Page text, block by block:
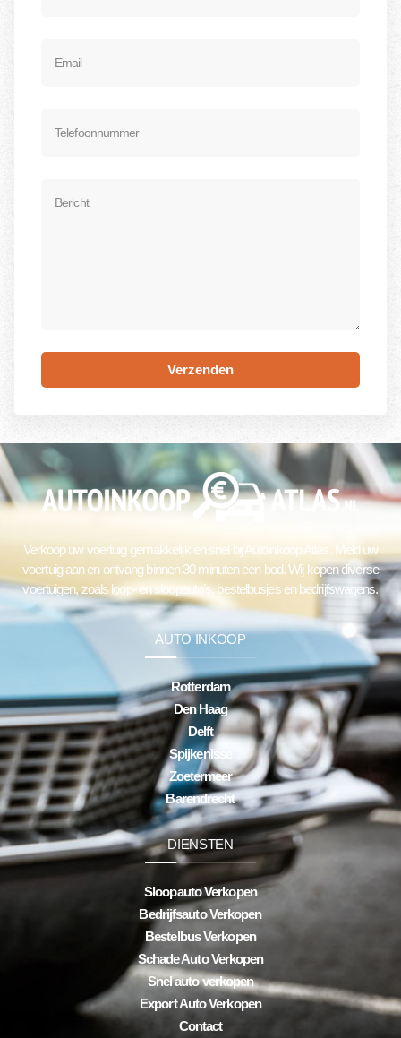
Verzenden
Verkoop uw voertuig gemakkelijk en snel bij Autoinkoop Atlas. Meld uw
voertuig aan en ontvang binnen 30 minuten een bod. Wij kopen diverse
voertuigen, zoals loop- en sloopauto’s, bestelbusjes en bedrijfswagens.
AUTO INKOOP
Rotterdam
Den Haag
Delft
Spijkenisse
Zoetermeer
Barendrecht
DIENSTEN
Sloopauto Verkopen
Bedrijfsauto Verkopen
Bestelbus Verkopen
Schade Auto Verkopen
Snel auto verkopen
Export Auto Verkopen
Contact